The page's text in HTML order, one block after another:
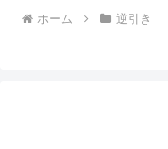
ホーム 逆引き